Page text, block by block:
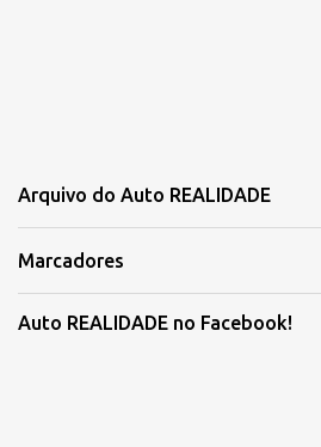
Arquivo do Auto REALIDADE
Marcadores
Auto REALIDADE no Facebook!